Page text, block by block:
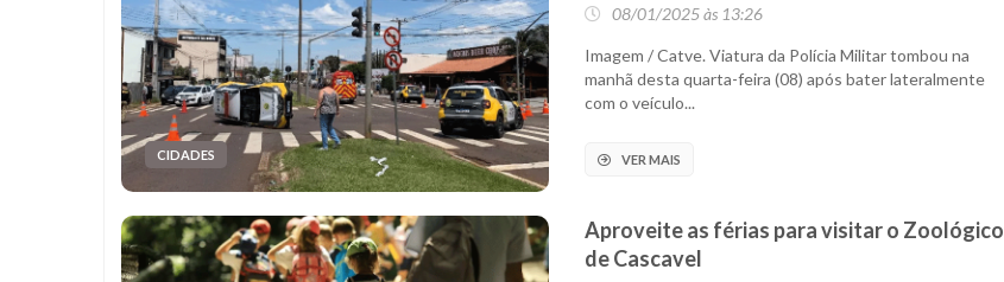
CIDADES
08/01/2025 às 13:26
Imagem / Catve. Viatura da Polícia Militar tombou na
manhã desta quarta-feira (08) após bater lateralmente
com o veículo...
VER MAIS
Aproveite as férias para visitar o Zoológico
de Cascavel